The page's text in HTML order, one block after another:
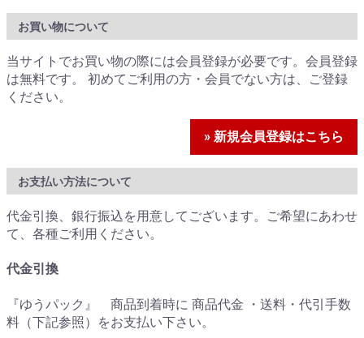
お買い物について
当サイトでお買い物の際には会員登録が必要です。会員登録
は無料です。 初めてご利用の方・会員でない方は、ご登録
ください。
» 新規会員登録はこちら
お支払い方法について
代金引換、銀行振込を用意してございます。ご希望にあわせ
て、各種ご利用ください。
代金引換
『ゆうパック』 商品到着時に 商品代金 ・送料・代引手数
料（下記参照）をお支払い下さい。